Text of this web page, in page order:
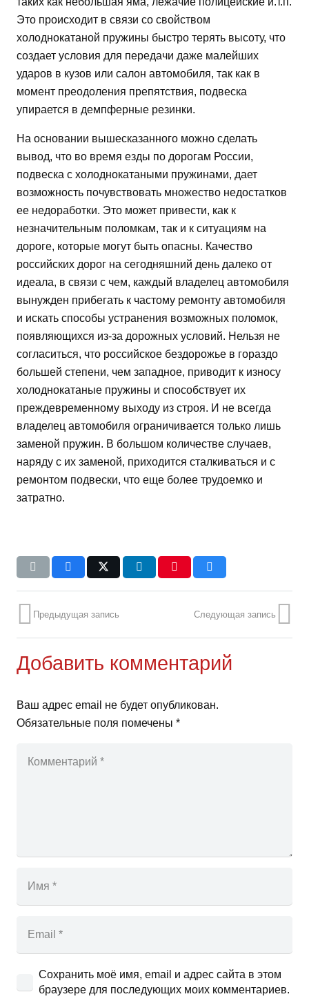
Это происходит в связи со свойством
холоднокатаной пружины быстро терять высоту, что
создает условия для передачи даже малейших
ударов в кузов или салон автомобиля, так как в
момент преодоления препятствия, подвеска
упирается в демпферные резинки.
На основании вышесказанного можно сделать
вывод, что во время езды по дорогам России,
подвеска с холоднокатаными пружинами, дает
возможность почувствовать множество недостатков
ее недоработки. Это может привести, как к
незначительным поломкам, так и к ситуациям на
дороге, которые могут быть опасны. Качество
российских дорог на сегодняшний день далеко от
идеала, в связи с чем, каждый владелец автомобиля
вынужден прибегать к частому ремонту автомобиля
и искать способы устранения возможных поломок,
появляющихся из-за дорожных условий. Нельзя не
согласиться, что российское бездорожье в гораздо
большей степени, чем западное, приводит к износу
холоднокатаные пружины и способствует их
преждевременному выходу из строя. И не всегда
владелец автомобиля ограничивается только лишь
заменой пружин. В большом количестве случаев,
наряду с их заменой, приходится сталкиваться и с
ремонтом подвески, что еще более трудоемко и
затратно.
Предыдущая запись Следующая запись
Добавить комментарий
Ваш адрес email не будет опубликован.
Обязательные поля помечены *
Сохранить моё имя, email и адрес сайта в этом
браузере для последующих моих комментариев.